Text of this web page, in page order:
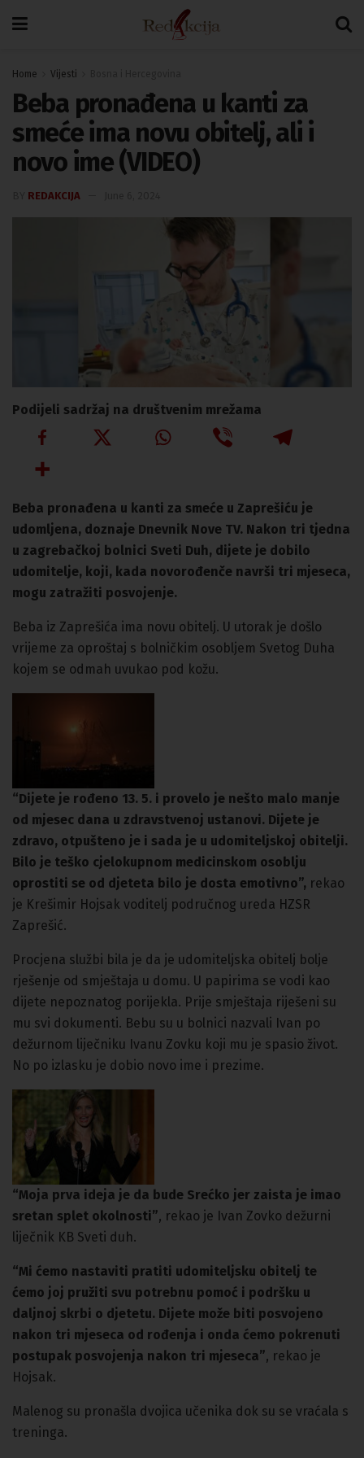
Home Vijesti
Beba pronađena u kanti za
smeće ima novu obitelj, ali i
novo ime (VIDEO)
REDAKCIJA
Podijeli sadržaj na društvenim mrežama
Beba pronađena u kanti za smeće u Zaprešiću je
udomljena, doznaje Dnevnik Nove TV. Nakon tri tjedna
u zagrebačkoj bolnici Sveti Duh, dijete je dobilo
udomitelje, koji, kada novorođenče navrši tri mjeseca,
mogu zatražiti posvojenje.
Beba iz Zaprešića ima novu obitelj. U utorak je došlo
vrijeme za oproštaj s bolničkim osobljem Svetog Duha
kojem se odmah uvukao pod kožu.
“Dijete je rođeno 13. 5. i provelo je nešto malo manje
od mjesec dana u zdravstvenoj ustanovi. Dijete je
zdravo, otpušteno je i sada je u udomiteljskoj obitelji.
Bilo je teško cjelokupnom medicinskom osoblju
oprostiti se od djeteta bilo je dosta emotivno”, rekao
je Krešimir Hojsak voditelj područnog ureda HZSR
Zaprešić.
Procjena službi bila je da je udomiteljska obitelj bolje
rješenje od smještaja u domu. U papirima se vodi kao
dijete nepoznatog porijekla. Prije smještaja riješeni su
mu svi dokumenti. Bebu su u bolnici nazvali Ivan po
dežurnom liječniku Ivanu Zovku koji mu je spasio život.
No po izlasku je dobio novo ime i prezime.
“Moja prva ideja je da bude Srećko jer zaista je imao
sretan splet okolnosti”, rekao je Ivan Zovko dežurni
liječnik KB Sveti duh.
“Mi ćemo nastaviti pratiti udomiteljsku obitelj te
ćemo joj pružiti svu potrebnu pomoć i podršku u
daljnoj skrbi o djetetu. Dijete može biti posvojeno
nakon tri mjeseca od rođenja i onda ćemo pokrenuti
postupak posvojenja nakon tri mjeseca”, rekao je
Hojsak.
Malenog su pronašla dvojica učenika dok su se vraćala s
treninga.